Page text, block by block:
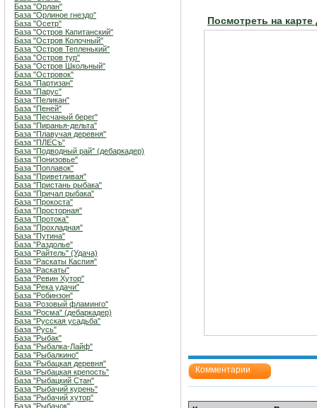
База "Орлан"
База "Орлиное гнездо"
База "Осетр"
База "Остров Капитанский"
База "Остров Колочный"
База "Остров Тепленький"
База "Остров тур"
База "Остров Школьный"
База "Островок"
База "Партизан"
База "Парус"
База "Пеликан"
База "Пеней"
База "Песчаный берег"
База "Пиранья-дельта"
База "Плавучая деревня"
База "ПЛЕСъ"
База "Подводный рай" (дебаркадер)
База "Понизовье"
База "Поплавок"
База "Приветливая"
База "Пристань рыбака"
База "Причал рыбака"
База "Прокоста"
База "Просторная"
База "Протока"
База "Прохладная"
База "Путина"
База "Раздолье"
База "Райтель" (Удача)
База "Раскаты Каспия"
База "Раскаты"
База "Ревин Хутор"
База "Река удачи"
База "Робинзон"
База "Розовый фламинго"
База "Росма" (дебаркадер)
База "Русская усадьба"
База "Русь"
База "Рыбак"
База "Рыбалка-Лайф"
База "Рыбалкино"
База "Рыбацкая деревня"
База "Рыбацкая крепость"
База "Рыбацкий Стан"
База "Рыбачий курень"
База "Рыбачий хутор"
База "Рыбачок"
Посмотреть на
Комментарии